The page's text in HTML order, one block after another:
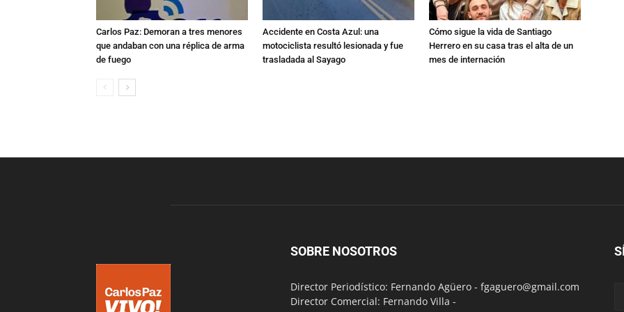
Carlos Paz: Demoran a tres menores
que andaban con una réplica de arma
de fuego
Accidente en Costa Azul: una
motociclista resultó lesionada y fue
trasladada al Sayago
Cómo sigue la vida de Santiago
Herrero en su casa tras el alta de un
mes de internación
SOBRE NOSOTROS
Director Periodístico: Fernando Agüero - fgaguero@gmail.com
Director Comercial: Fernando Villa -